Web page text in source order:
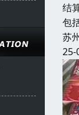
结
包
苏
25-